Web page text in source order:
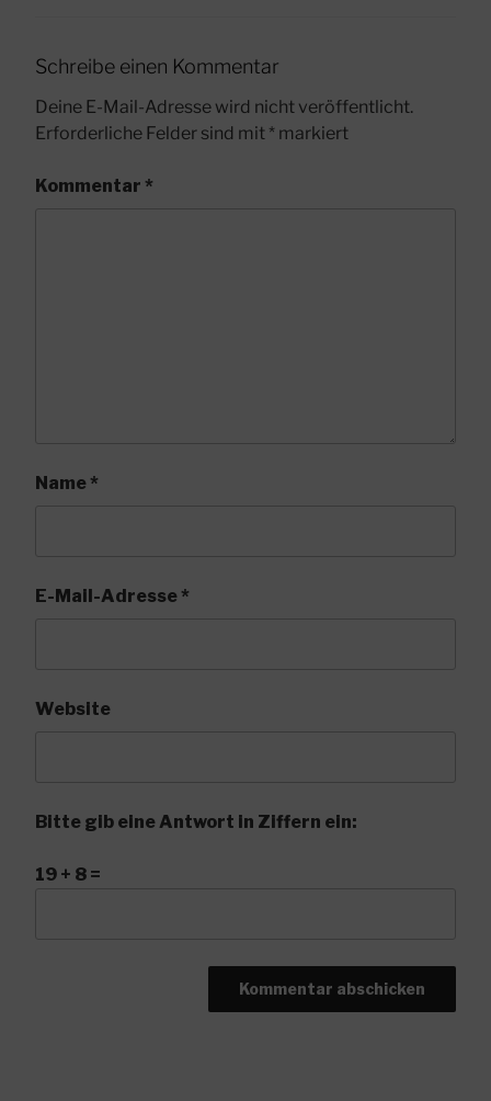
Schreibe einen Kommentar
Deine E-Mail-Adresse wird nicht veröffentlicht.
Erforderliche Felder sind mit * markiert
Kommentar *
Name *
E-Mail-Adresse *
Website
Bitte gib eine Antwort in Ziffern ein:
19 + 8 =